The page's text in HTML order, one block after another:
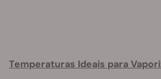
Temperaturas Ideais para